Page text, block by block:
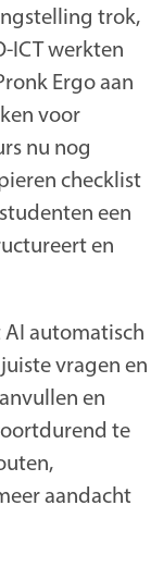
trok,
ICT werkten
Ergo aan
voor
nu nog
checklist
een
en
automatisch
vragen en
en
te
aandacht